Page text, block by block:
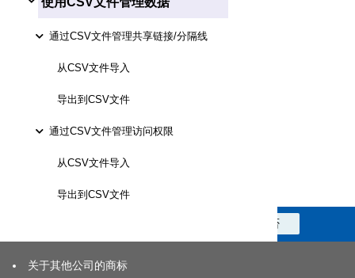
通过CSV文件管理共享链接/分隔线
从CSV文件导入
导出到CSV文件
通过CSV文件管理访问权限
从CSV文件导入
导出到CSV文件
否
关于其他公司的商标